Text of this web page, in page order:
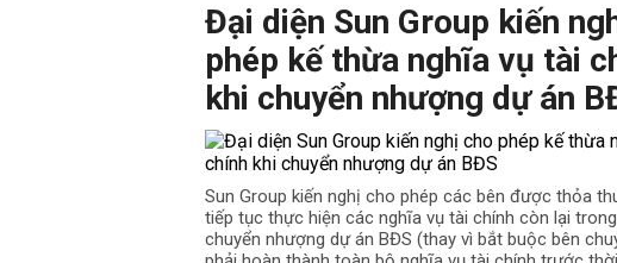
Đại diện Sun Group kiến
phép kế thừa nghĩa vụ tài
khi chuyển nhượng dự án
Sun Group kiến nghị cho phép các bên được thỏa
tiếp tục thực hiện các nghĩa vụ tài chính còn lại
chuyển nhượng dự án BĐS (thay vì bắt buộc bên